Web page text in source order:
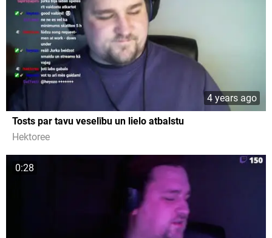
4 years ago
Tosts par tavu veselību un lielo atbalstu
Hektoree
0:28